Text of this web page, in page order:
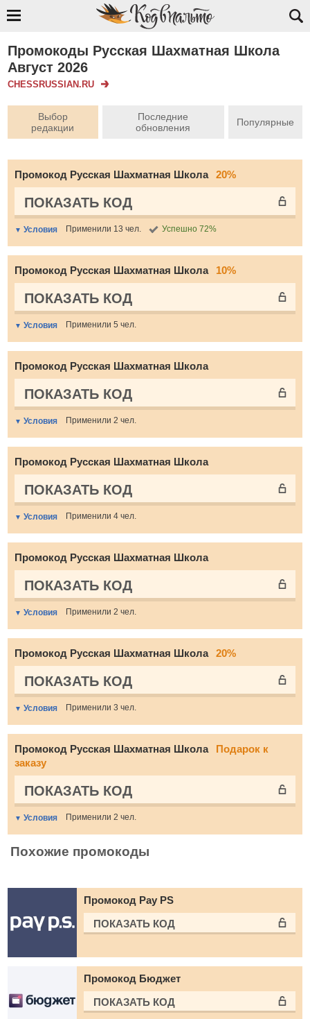
Промокоды Русская Шахматная Школа
Август 2026
CHESSRUSSIAN.RU
Выбор
редакции
Последние
обновления
Популярные
Промокод Русская Шахматная Школа 20%
ПОКАЗАТЬ КОД
Условия Применили 13 чел. Успешно 72%
Промокод Русская Шахматная Школа 10%
ПОКАЗАТЬ КОД
Условия Применили 5 чел.
Промокод Русская Шахматная Школа
ПОКАЗАТЬ КОД
Условия Применили 2 чел.
Промокод Русская Шахматная Школа
ПОКАЗАТЬ КОД
Условия Применили 4 чел.
Промокод Русская Шахматная Школа
ПОКАЗАТЬ КОД
Условия Применили 2 чел.
Промокод Русская Шахматная Школа 20%
ПОКАЗАТЬ КОД
Условия Применили 3 чел.
Промокод Русская Шахматная Школа
Подарок к
заказу
ПОКАЗАТЬ КОД
Условия Применили 2 чел.
Похожие промокоды
Промокод Pay PS
ПОКАЗАТЬ КОД
Промокод Бюджет
ПОКАЗАТЬ КОД